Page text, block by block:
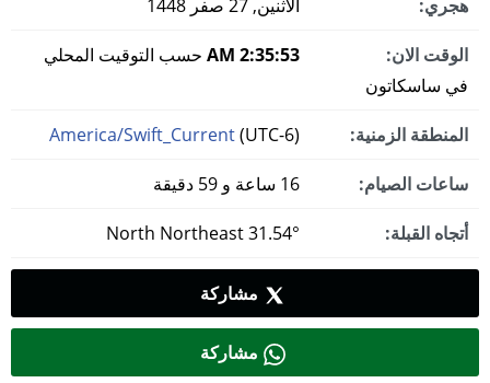
هجري: الاثنين, 27 صفر 1448
الوقت الان: 2:35:54 AM
حسب التوقيت المحلي
في ساسكاتون
المنطقة الزمنية: America/Swift_Current(UTC-6)
ساعات الصيام:
أتجاه القبلة:
مشاركة
مشاركة